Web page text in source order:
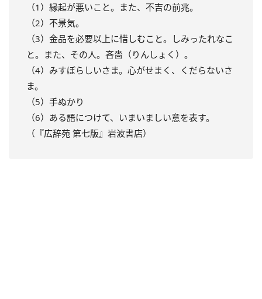
（1）縁起が悪いこと。また、不吉の前兆。
（2）不景気。
（3）金品を必要以上に惜しむこと。しみったれなこ
と。また、その人。吝嗇（りんしょく）。
（4）みすぼらしいさま。心がせまく、くだらないさ
ま。
（5）手ぬかり
（6）ある語につけて、いまいましい意を表す。
（『広辞苑 第七版』岩波書店）